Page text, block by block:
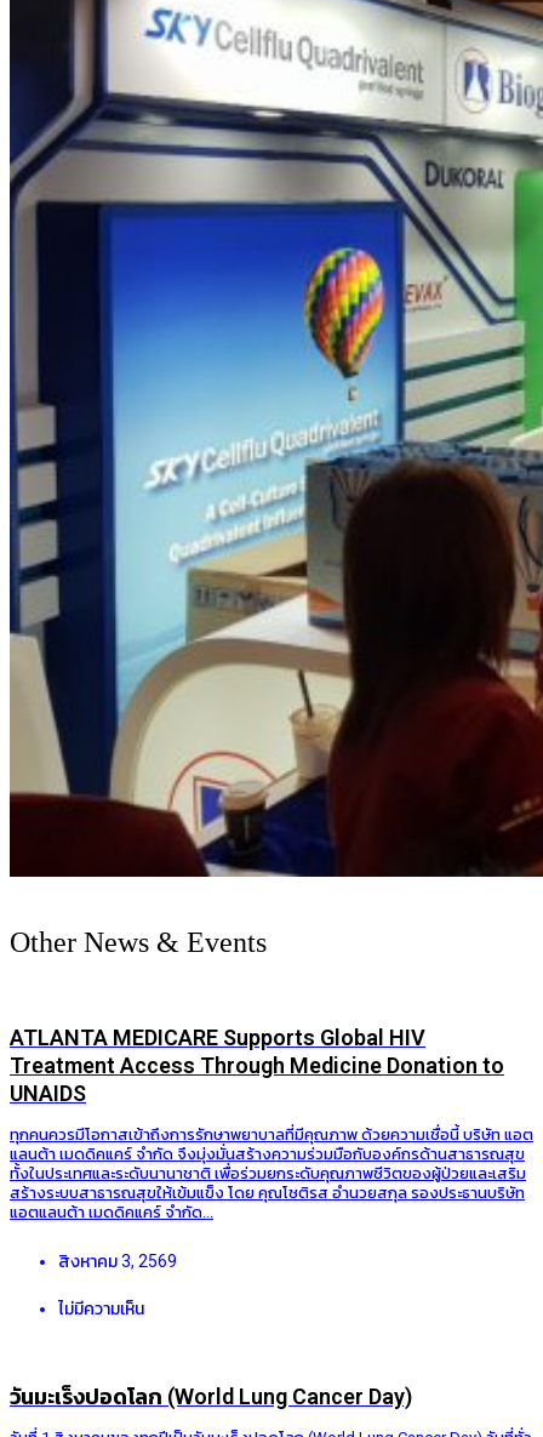
Other News & Events
ATLANTA MEDICARE Supports Global HIV
Treatment Access Through Medicine Donation to
UNAIDS
ทุกคนควรมีโอกาสเข้าถึงการรักษาพยาบาลที่มีคุณภาพ ด้วยความเชื่อนี้ บริษัท แอต
แลนต้า เมดดิคแคร์ จำกัด จึงมุ่งมั่นสร้างความร่วมมือกับองค์กรด้านสาธารณสุข
ทั้งในประเทศและระดับนานาชาติ เพื่อร่วมยกระดับคุณภาพชีวิตของผู้ป่วยและเสริม
สร้างระบบสาธารณสุขให้เข้มแข็ง โดย คุณโชติรส อำนวยสกุล รองประธานบริษัท
แอตแลนต้า เมดดิคแคร์ จำกัด...
สิงหาคม 3, 2569
ไม่มีความเห็น
วันมะเร็งปอดโลก (World Lung Cancer Day)